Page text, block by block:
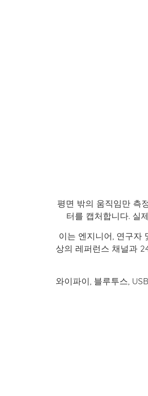
평면 밖의 움직임만 측
터를 캡처합니다. 실
이는 엔지니어, 연구자
상의 레퍼런스 채널과
와이파이, 블루투스,